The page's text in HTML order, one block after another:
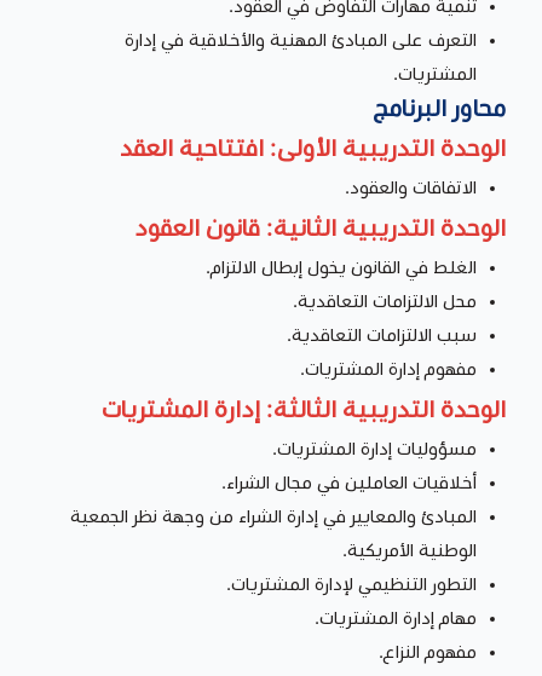
تنمية مهارات التفاوض في العقود.
التعرف على المبادئ المهنية والأخلاقية في إدارة
المشتريات.
محاور البرنامج
الوحدة التدريبية الأولى: افتتاحية العقد
الاتفاقات والعقود.
الوحدة التدريبية الثانية: قانون العقود
الغلط في القانون يخول إبطال الالتزام.
محل الالتزامات التعاقدية.
سبب الالتزامات التعاقدية.
مفهوم إدارة المشتريات.
الوحدة التدريبية الثالثة: إدارة المشتريات
مسؤوليات إدارة المشتريات.
أخلاقيات العاملين في مجال الشراء.
المبادئ والمعايير في إدارة الشراء من وجهة نظر الجمعية
الوطنية الأمريكية.
التطور التنظيمي لإدارة المشتريات.
مهام إدارة المشتريات.
مفهوم النزاع.